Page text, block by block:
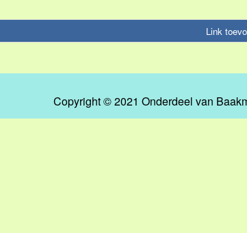
Link
Copyright © 2021 Onderdeel van